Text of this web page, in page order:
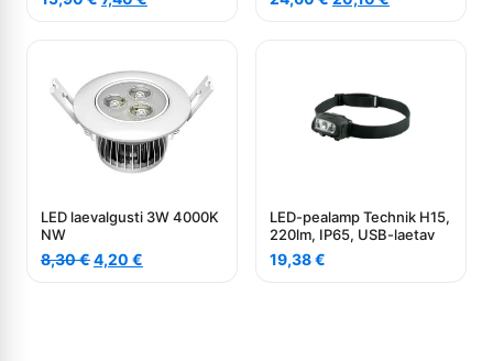
LED laevalgusti 3W 4000K
NW
8,30€Algne
4,20 €
LED-pealamp Technik H15,
220lm, IP65, USB-laetav
19,38€